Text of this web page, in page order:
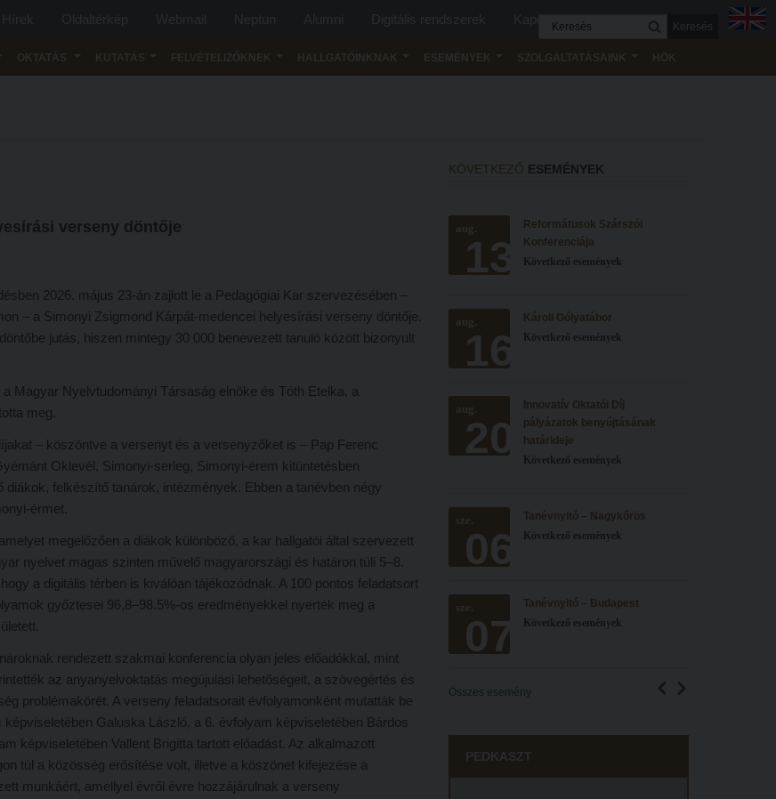
Kapcsolat
Keresés
OKTATÁS KUTATÁS FELVÉTELIZŐKNEK HALLGATÓINKNAK ESEMÉNYEK SZOLGÁLTATÁSAINK HÖK
verseny döntője
2026. május 23-án zajlott le a Pedagógiai Kar szervezésében –
– a Simonyi Zsigmond Kárpát-medencei helyesírási verseny döntője.
jutás, hiszen mintegy 30 000 benevezett tanuló között bizonyult
Magyar Nyelvtudományi Társaság elnöke és Tóth Etelka, a
meg.
– köszöntve a versenyt és a versenyzőket is – Pap Ferenc
Oklevél, Simonyi-serleg, Simonyi-érem kitüntetésben
felkészítő tanárok, intézmények. Ebben a tanévben négy
érmet.
megelőzően a diákok különböző, a kar hallgatói által szervezett
nyelvet magas szinten művelő magyarországi és határon túli 5–8.
a digitális térben is kiválóan tájékozódnak. A 100 pontos feladatsort
győztesei 96,8–98.5%-os eredményekkel nyerték meg a
rendezett szakmai konferencia olyan jeles előadókkal, mint
az anyanyelvoktatás megújulási lehetőségeit, a szövegértés és
problémakörét. A verseny feladatsorait évfolyamonként mutatták be
Galuska László, a 6. évfolyam képviseletében Bárdos
képviseletében Vallent Brigitta tartott előadást. Az alkalmazott
túl a közösség erősítése volt, illetve a köszönet kifejezése a
munkáért, amellyel évről évre hozzájárulnak a verseny
KÖVETKEZŐ ESEMÉNYEK
aug.
13
Reformátusok Szárszói
Konferenciája
Következő események
aug.
16
Károli Gólyatábor
Következő események
aug.
20
Innovatív Oktatói Díj
pályázatok benyújtásának
határideje
Következő események
sze.
06
Tanévnyitó – Nagykőrös
Következő események
sze.
07
Tanévnyitó – Budapest
Következő események
Összes esemény
PEDKASZT